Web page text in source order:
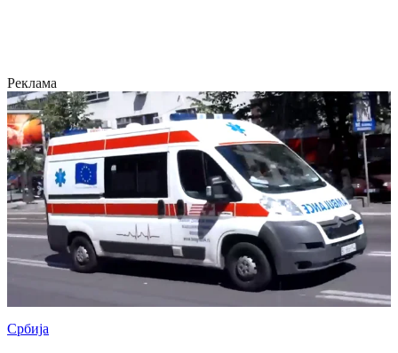
Реклама
Србија